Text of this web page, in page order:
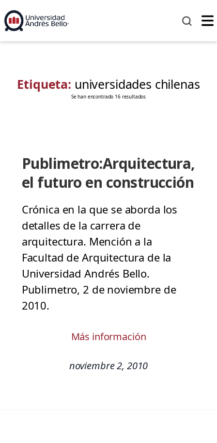
Etiqueta: universidades chilenas
Se han encontrado 16 resultados
Publimetro:Arquitectura,
el futuro en construcción
Crónica en la que se aborda los
detalles de la carrera de
arquitectura. Mención a la
Facultad de Arquitectura de la
Universidad Andrés Bello.
Publimetro, 2 de noviembre de
2010.
Más información
noviembre 2, 2010